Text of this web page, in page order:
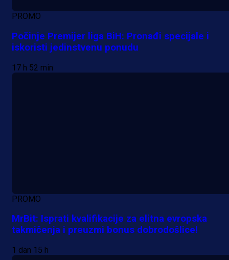
PROMO
Počinje Premijer liga BiH: Pronađi specijale i
iskoristi jedinstvenu ponudu
17 h 52 min
PROMO
MrBit: Isprati kvalifikacije za elitna evropska
takmičenja i preuzmi bonus dobrodošlice!
1 dan 15 h